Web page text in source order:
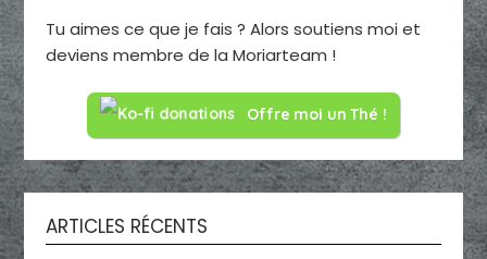
Tu aimes ce que je fais ? Alors soutiens moi et
deviens membre de la Moriarteam !
Offre moi un Thé !
ARTICLES RÉCENTS